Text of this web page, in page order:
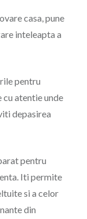
casa, pune
inteleapta a
pentru
atentie unde
depasirea
pentru
Iti permite
si a celor
din